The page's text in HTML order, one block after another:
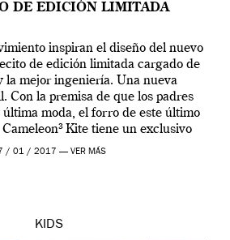
DE EDICIÓN LIMITADA
inspiran el diseño del nuevo
de edición limitada cargado de
la mejor ingeniería. Una nueva
Con la premisa de que los padres
última moda, el forro de este último
Kite tiene un exclusivo
geométrico inspirado en […]
/ 01 / 2017 — VER MÁS
KIDS